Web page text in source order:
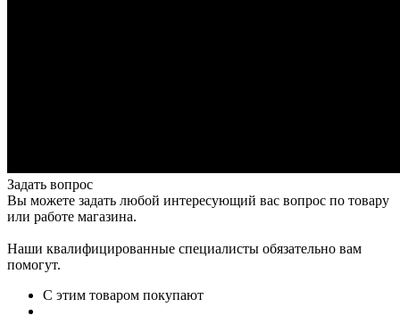
Задать вопрос
Вы можете задать любой интересующий вас вопрос по товару
или работе магазина.
Наши квалифицированные специалисты обязательно вам
помогут.
С этим товаром покупают